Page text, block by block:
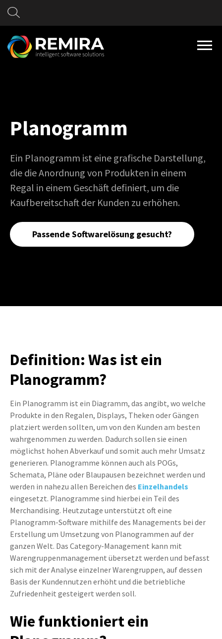
Planogramm
Ein Planogramm ist eine grafische Darstellung,
die die Anordnung von Produkten in einem
Regal in einem Geschäft definiert, um die
Kaufbereitschaft der Kunden zu erhöhen.
Passende Softwarelösung gesucht?
Definition: Was ist ein
Planogramm?
Ein Planogramm ist ein Diagramm, das angibt, wo welche
Produkte in den Regalen, Displays, Theken oder Gängen
platziert werden sollten, um von den Kunden am besten
wahrgenommen zu werden. Dadurch sollen sie einen
möglichst hohen Abverkauf und somit auch mehr Umsatz
generieren. Planogramme können auch als POGs,
Schemata, Pläne oder Blaupausen bezeichnet werden und
werden in nahezu allen Bereichen des Einzelhandels
eingesetzt. Planogramme sind hierbei ein Teil des
Merchandising. Heutzutage unterstützt oft eine
Planogramm-Software mithilfe des Managements bei der
Erstellung um Umsetzung von Planogrammen auf der
ganzen Welt. Das Category-Management kann mit
Warengruppenmanagement übersetzt werden und befasst
sich mit der Analyse einzelner Warengruppen, auf dessen
Basis der Kundennutzen erhöht und die betriebliche
Zufriedenheit gesteigert werden soll.
Wie funktioniert ein